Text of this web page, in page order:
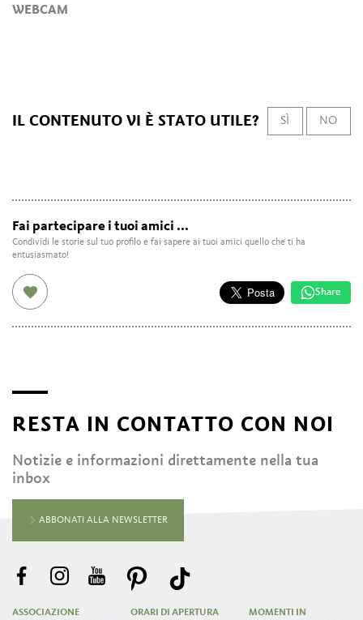
WEBCAM
IL CONTENUTO VI È STATO UTILE? SÌ NO
Fai partecipare i tuoi amici ...
Condividi le storie sul tuo profilo e fai sapere ai tuoi amici quello che ti ha
entusiasmato!
Share
RESTA IN CONTATTO CON NOI
Notizie e informazioni direttamente nella tua
inbox
ABBONATI ALLA NEWSLETTER
ASSOCIAZIONE
ORARI DI APERTURA
MOMENTI IN